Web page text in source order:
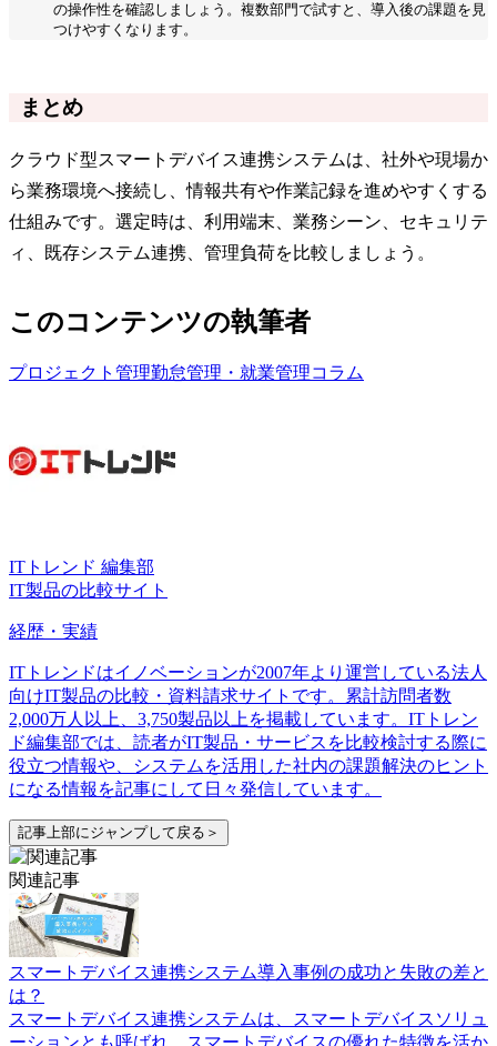
の操作性を確認しましょう。複数部門で試すと、導入後の課題を見
つけやすくなります。
まとめ
クラウド型スマートデバイス連携システムは、社外や現場か
ら業務環境へ接続し、情報共有や作業記録を進めやすくする
仕組みです。選定時は、利用端末、業務シーン、セキュリテ
ィ、既存システム連携、管理負荷を比較しましょう。
このコンテンツの執筆者
プロジェクト管理勤怠管理・就業管理コラム
ITトレンド 編集部
IT製品の比較サイト
経歴・実績
ITトレンドはイノベーションが2007年より運営している法人
向けIT製品の比較・資料請求サイトです。累計訪問者数
2,000万人以上、3,750製品以上を掲載しています。ITトレン
ド編集部では、読者がIT製品・サービスを比較検討する際に
役立つ情報や、システムを活用した社内の課題解決のヒント
になる情報を記事にして日々発信しています。
記事上部にジャンプして戻る＞
関連記事
スマートデバイス連携システム導入事例の成功と失敗の差と
は？
スマートデバイス連携システムは、スマートデバイスソリュ
ーションとも呼ばれ、スマートデバイスの優れた特徴を活か